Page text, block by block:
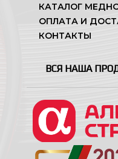
КАТАЛОГ
ОПЛАТА И
КОНТАКТЫ
ВСЯ НАША